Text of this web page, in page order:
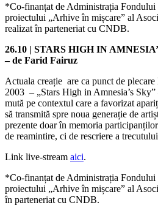
*Co-finanțat de Administrația
proiectului „Arhive în mișcare” al
realizat în parteneriat cu CNDB.
26.10 | STARS HIGH IN
– de Farid Fairuz
Actuala creație are ca punct de
2003 – „Stars High in Amnesia’s
mută pe contextul care a favorizat
să transmită spre noua generație de
prezente doar în memoria
de reamintire, ci de rescriere a
Link live-stream aici.
*Co-finanțat de Administrația
proiectului „Arhive în mișcare” al
în parteneriat cu CNDB.